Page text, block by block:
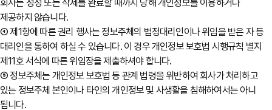
회사는 정정 또는 삭제를 완료할 때까지 당해 개인정보를 이용하거나
제공하지 않습니다.
④ 제1항에 따른 권리 행사는 정보주체의 법정대리인이나 위임을 받은 자 등
대리인을 통하여 하실 수 있습니다. 이 경우 개인정보 보호법 시행규칙 별지
제11호 서식에 따른 위임장을 제출하셔야 합니다.
⑤ 정보주체는 개인정보 보호법 등 관계 법령을 위반하여 회사가 처리하고
있는 정보주체 본인이나 타인의 개인정보 및 사생활을 침해하여서는 아니
됩니다.